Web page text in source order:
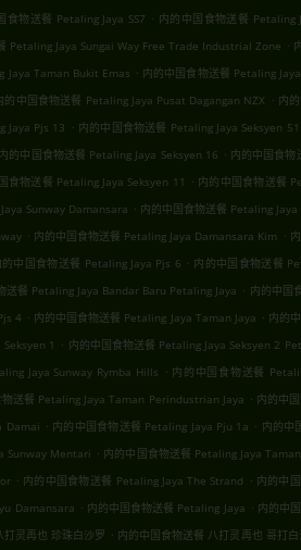
食物送餐 Petaling Jaya SS7 . 内的中国食物送餐 Petaling
Petaling Jaya Sungai Way Free Trade Industrial Zone .
Jaya Taman Bukit Emas . 内的中国食物送餐 Petaling
的中国食物送餐 Petaling Jaya Pusat Dagangan NZX . 内
Jaya Pjs 13 . 内的中国食物送餐 Petaling Jaya Seksyen 51
内的中国食物送餐 Petaling Jaya Seksyen 16 . 内的中国食物
食物送餐 Petaling Jaya Seksyen 11 . 内的中国食物送餐
Sunway Damansara . 内的中国食物送餐 Petaling
. 内的中国食物送餐 Petaling Jaya Damansara Kim .
的中国食物送餐 Petaling Jaya Pjs 6 . 内的中国食物送餐
送餐 Petaling Jaya Bandar Baru Petaling Jaya . 内的中国
4 . 内的中国食物送餐 Petaling Jaya Taman Jaya . 内的
1 . 内的中国食物送餐 Petaling Jaya Seksyen 2
Jaya Sunway Rymba Hills . 内的中国食物送餐
物送餐 Petaling Jaya Taman Perindustrian Jaya . 内的中
Damai . 内的中国食物送餐 Petaling Jaya Pju 1a . 内的中
Sunway Mentari . 内的中国食物送餐 Petaling Jaya
. 内的中国食物送餐 Petaling Jaya The Strand . 内的中
Damansara . 内的中国食物送餐 Petaling Jaya . 内的中
灵再也 珍珠白沙罗 . 内的中国食物送餐 八打灵再也 哥打白